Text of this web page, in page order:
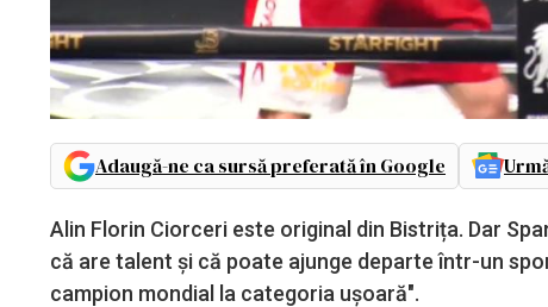
Adaugă-ne ca sursă preferată în Google
Alin Florin Ciorceri este original din Bistrița. Dar
că are talent și că poate ajunge departe într-un
campion mondial la categoria ușoară".